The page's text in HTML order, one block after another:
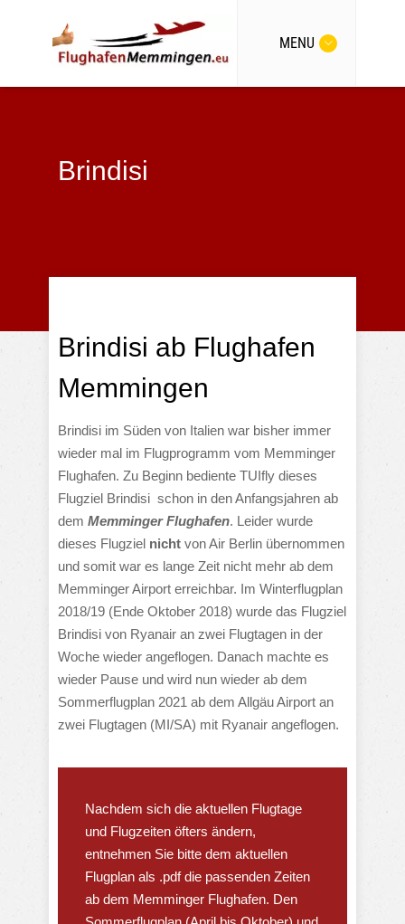
MENU
Brindisi
Brindisi ab Flughafen
Memmingen
Brindisi im Süden von Italien war bisher immer
wieder mal im Flugprogramm vom Memminger
Flughafen. Zu Beginn bediente TUIfly dieses
Flugziel Brindisi schon in den Anfangsjahren ab
dem Memminger Flughafen. Leider wurde
dieses Flugziel nicht von Air Berlin übernommen
und somit war es lange Zeit nicht mehr ab dem
Memminger Airport erreichbar. Im Winterflugplan
2018/19 (Ende Oktober 2018) wurde das Flugziel
Brindisi von Ryanair an zwei Flugtagen in der
Woche wieder angeflogen. Danach machte es
wieder Pause und wird nun wieder ab dem
Sommerflugplan 2021 ab dem Allgäu Airport an
zwei Flugtagen (MI/SA) mit Ryanair angeflogen.
Nachdem sich die aktuellen Flugtage
und Flugzeiten öfters ändern,
entnehmen Sie bitte dem aktuellen
Flugplan als .pdf die passenden Zeiten
ab dem Memminger Flughafen. Den